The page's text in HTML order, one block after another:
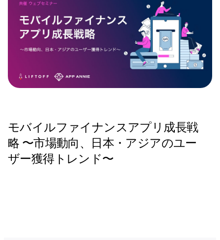
モバイルファイナンスアプリ成長戦
略 〜市場動向、日本・アジアのユー
ザー獲得トレンド〜